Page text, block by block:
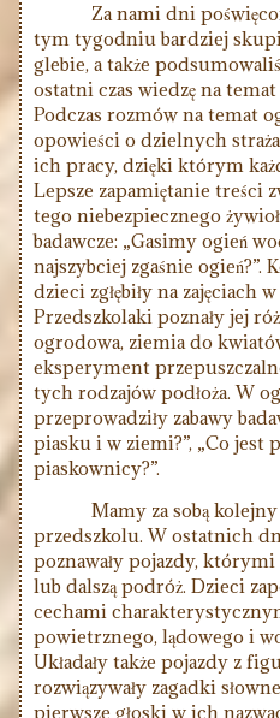
Za nami dni
tym tygodniu bardziej
glebie, a także
ostatni czas wiedzę na
Podczas rozmów na temat
opowieści o dzielnych
ich pracy, dzięki którym
Lepsze zapamiętanie treści
tego niebezpiecznego
badawcze: „Gasimy ogień
najszybciej zgaśnie
dzieci zgłębiły na zajęciach
Przedszkolaki poznały jej
ogrodowa, ziemia do
eksperyment
tych rodzajów podłoża. W
przeprowadziły zabawy
piasku i w ziemi?”, „Co jest
piaskownicy?”.
Mamy za sobą kolejny
przedszkolu. W ostatnich
poznawały pojazdy,
lub dalszą podróż. Dzieci
cechami
powietrznego, lądowego i
Układały także pojazdy z
rozwiązywały zagadki
pierwsze głoski w ich